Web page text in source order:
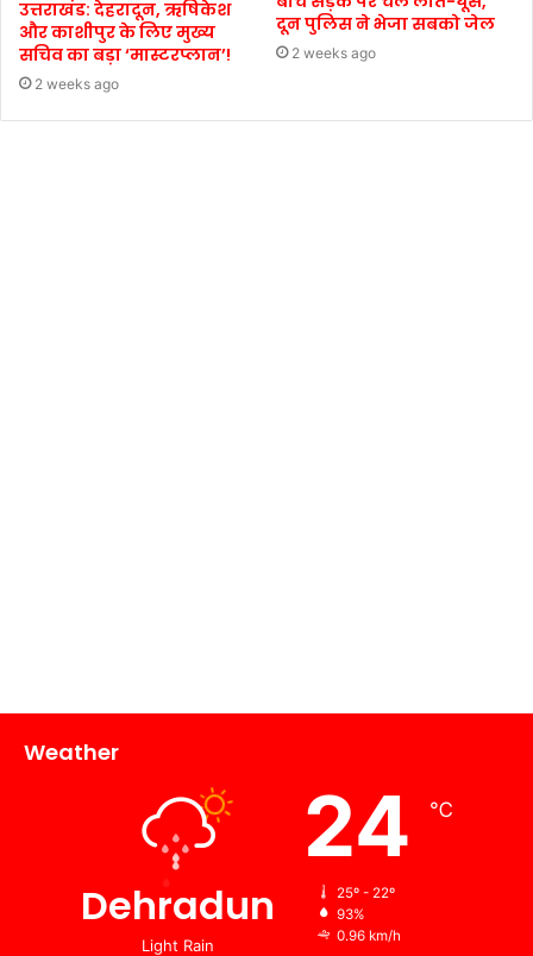
उत्तराखंड: देहरादून, ऋषिकेश
और काशीपुर के लिए मुख्य
सचिव का बड़ा ‘मास्टरप्लान’!
2 weeks ago
दून पुलिस ने भेजा सबको जेल
2 weeks ago
Weather
Dehradun
Light Rain
24 ℃
25º - 22º
93%
0.96 km/h